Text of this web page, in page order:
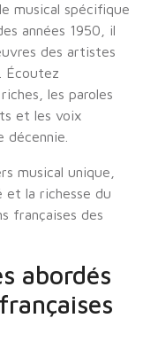
musical spécifique
années 1950, il
des artistes
Écoutez
les paroles
et les voix
musical unique,
la richesse du
françaises des
abordés